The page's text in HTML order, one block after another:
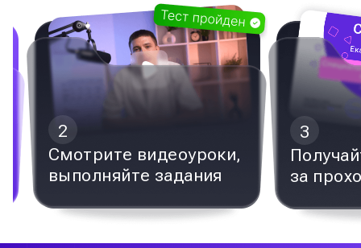
2
Смотрите видеоуроки,
выполняйте задания
3
за